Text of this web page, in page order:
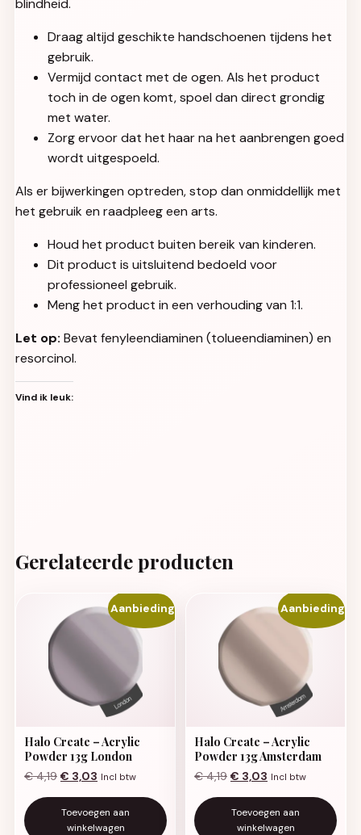
blindheid.
Draag altijd geschikte handschoenen tijdens het
gebruik.
Vermijd contact met de ogen. Als het product
toch in de ogen komt, spoel dan direct grondig
met water.
Zorg ervoor dat het haar na het aanbrengen goed
wordt uitgespoeld.
Als er bijwerkingen optreden, stop dan onmiddellijk met
het gebruik en raadpleeg een arts.
Houd het product buiten bereik van kinderen.
Dit product is uitsluitend bedoeld voor
professioneel gebruik.
Meng het product in een verhouding van 1:1.
Let op: Bevat fenyleendiaminen (tolueendiaminen) en
resorcinol.
Vind ik leuk:
Gerelateerde producten
Aanbieding!
Halo Create – Acrylic
Powder 13g London
€4,19 Oorspronkelijke prijs was: € 4,19.
€ 3,03 Huidige prijs is: € 3,03.
Incl btw
Toevoegen aan
winkelwagen
Aanbieding!
Halo Create – Acrylic
Powder 13g Amsterdam
€4,19 Oorspronkelijke prijs
€ 3,03 Huidige prijs is: €
Incl btw
Toevoegen aan
winkelwagen